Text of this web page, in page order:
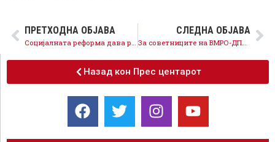
ПРЕТХОДНА ОБЈАВА СЛЕДНА ОБЈАВА
За советниците на ВМРО-ДПМНЕ поважна е одбраната на криминалот отколку интересите на граѓаните
Назад кон Прес центарот